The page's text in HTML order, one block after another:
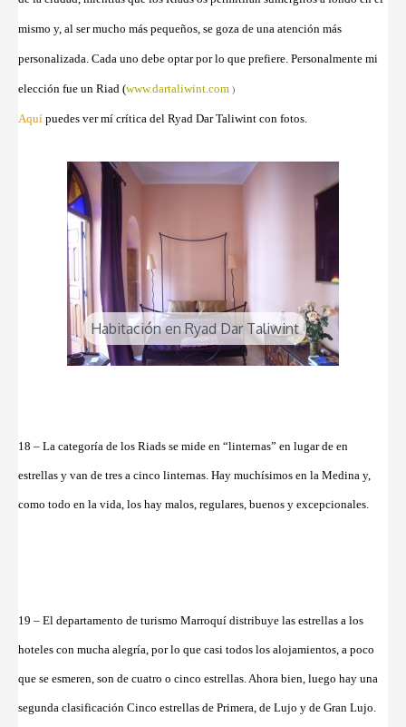
mismo y, al ser mucho más pequeños, se goza de una atención más
personalizada. Cada uno debe optar por lo que prefiere. Personalmente mi
elección fue un Riad (www.dartaliwint.com )
Aquí puedes ver mí crítica del Ryad Dar Taliwint con fotos.
Habitación en Ryad Dar Taliwint
18 – La categoría de los Riads se mide en “linternas” en lugar de en
estrellas y van de tres a cinco linternas. Hay muchísimos en la Medina y,
como todo en la vida, los hay malos, regulares, buenos y excepcionales.
19 – El departamento de turismo Marroquí distribuye las estrellas a los
hoteles con mucha alegría, por lo que casi todos los alojamientos, a poco
que se esmeren, son de cuatro o cinco estrellas. Ahora bien, luego hay una
segunda clasificación Cinco estrellas de Primera, de Lujo y de Gran Lujo.